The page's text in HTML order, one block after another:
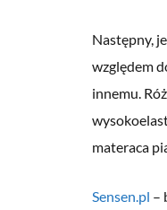
Następny,
względem
innemu.
materaca
Sensen.pl –